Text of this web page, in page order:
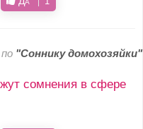
по "Соннику домохозяйки"
сомнения в сфере